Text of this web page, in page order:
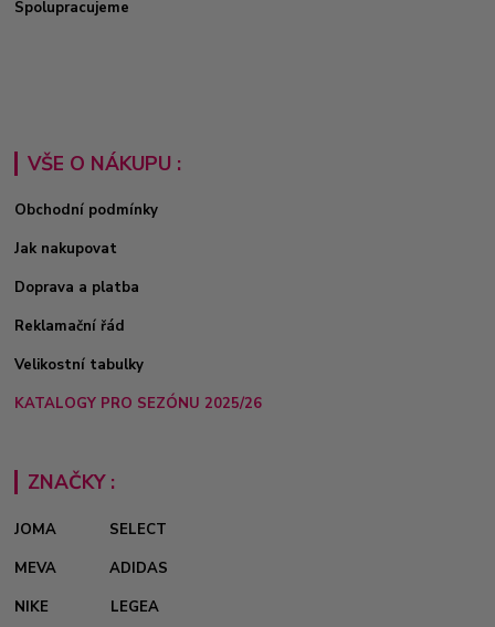
Spolupracujeme
VŠE O NÁKUPU :
Obchodní podmínky
Jak nakupovat
Doprava a platba
Reklamační řád
Velikostní tabulky
KATALOGY PRO SEZÓNU 2025/26
ZNAČKY :
JOMA
SELECT
MEVA
ADIDAS
NIKE
LEGEA